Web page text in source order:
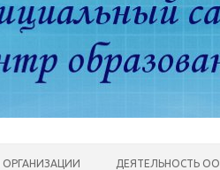
ДЕЯТЕЛЬНОСТЬ ОО